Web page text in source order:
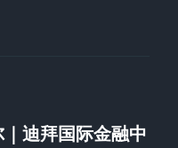
迪拜国际金融中